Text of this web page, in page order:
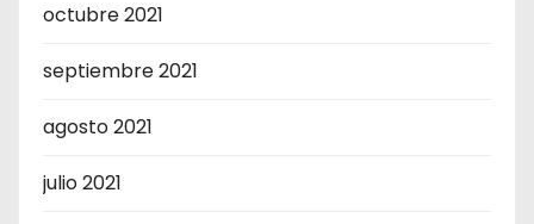
octubre 2021
septiembre 2021
agosto 2021
julio 2021